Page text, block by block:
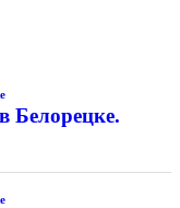
Белорецке.